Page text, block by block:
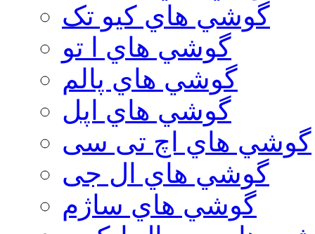
گوشي هاي کیو تک
گوشي هاي ا تو
گوشي هاي پالم
گوشي هاي اپل
گوشي هاي اچ تی سی
گوشي هاي ال جی
گوشي هاي ساژم